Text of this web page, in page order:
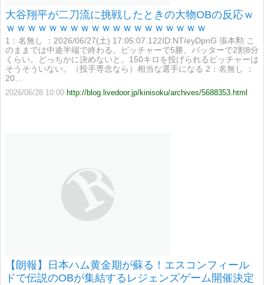
大谷翔平が二刀流に挑戦したときの大物OBの反応ｗ
ｗｗｗｗｗｗｗｗｗｗｗｗｗｗｗｗｗｗｗ
1：名無し ：2026/06/27(土) 17:05:07.122ID:NT/eyDpnG 張本勲 こ
のままでは中途半端で終わる。ピッチャーで5勝、バッターで2割8分
くらい。どっちかに決めないと。150キロを投げられるピッチャーは
そうそういない。（投手専念なら）相当な選手になる 2：名無し ：
20…
2026/06/28 10:00 http://blog.livedoor.jp/kinisoku/archives/5688353.html
【朗報】日本ハム黄金期が蘇る！エスコンフィール
ドで伝説のOBが集結するレジェンズゲーム開催決定